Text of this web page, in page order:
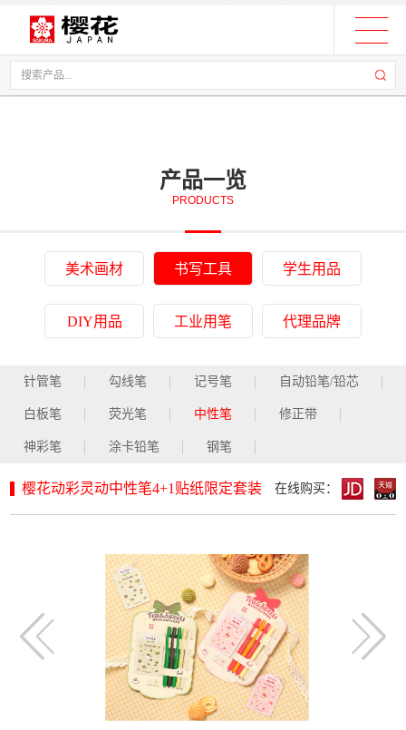
产品一览
PRODUCTS
美术画材 书写工具 学生用品
DIY用品 工业用笔 代理品牌
针管笔 勾线笔 记号笔 自动铅笔/铅芯
白板笔 荧光笔 中性笔 修正带
神彩笔 涂卡铅笔 钢笔
樱花动彩灵动中性笔4+1贴纸限定套装 在线购买：